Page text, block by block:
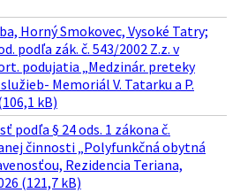
Horný Smokovec, Vysoké Tatry;
podľa zák. č. 543/2002 Z.z. v
podujatia „Medzinár. preteky
Memoriál V. Tatarku a P.
kB)
podľa § 24 ods. 1 zákona č.
činnosti „Polyfunkčná obytná
Rezidencia Teriana,
(121,7 kB)